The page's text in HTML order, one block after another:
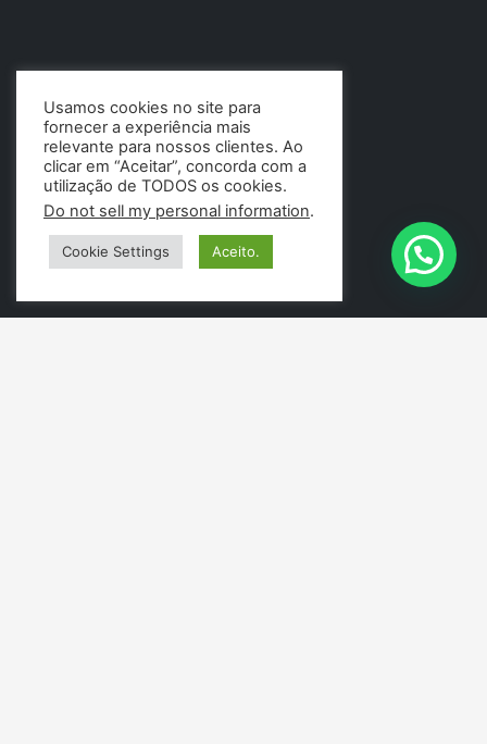
Usamos cookies no site para
fornecer a experiência mais
relevante para nossos clientes. Ao
clicar em “Aceitar”, concorda com a
utilização de TODOS os cookies.
Do not sell my personal information.
Cookie Settings Aceito.